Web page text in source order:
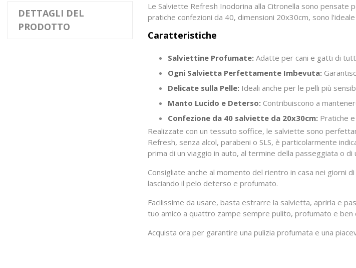
DETTAGLI DEL
PRODOTTO
Le Salviette Refresh Inodorina alla Citronella sono
pratiche confezioni da 40, dimensioni 20x30cm, sono
Caratteristiche
Salviettine Profumate: Adatte per cani e gatti di
Ogni Salvietta Perfettamente Imbevuta:
Delicate sulla Pelle: Ideali anche per le pelli più
Manto Lucido e Deterso: Contribuiscono a
Confezione da 40 salviette da 20x30cm: Pratiche
Realizzate con un tessuto soffice, le salviette sono
Refresh, senza alcol, parabeni o SLS, è particolarmente
prima di un viaggio in auto, al termine della passeggiata o di
Consigliate anche al momento del rientro in casa nei giorni
lasciando il pelo deterso e profumato.
Facilissime da usare, basta estrarre la salvietta, aprirla e
tuo amico a quattro zampe sempre pulito, profumato e
Acquista ora per garantire una pulizia profumata e una